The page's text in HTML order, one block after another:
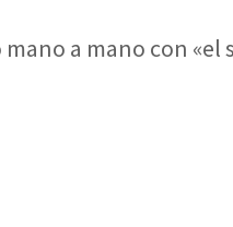
a mano con